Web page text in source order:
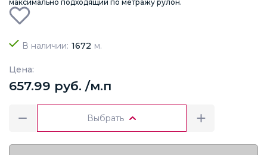
максимально подходящий по метражу рулон.
В наличии: 1672 м.
Цена:
657.99 руб. /м.п
Выбрать